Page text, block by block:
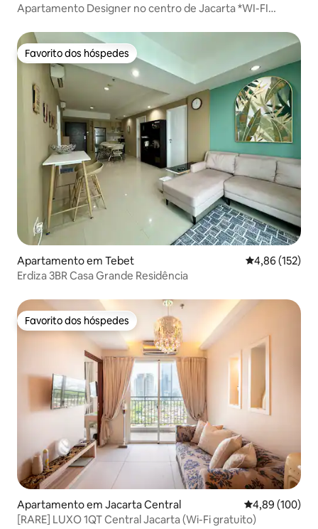
Apartamento Designer no centro de Jacarta *WI-FI
Favorito dos hóspedes
Favorito dos hóspedes
Apartamento em Tebet Classificação
4,86 (152)
Erdiza 3BR Casa Grande Residência
Favorito dos hóspedes
Favorito dos hóspedes
Apartamento em Jacarta Central Classificação
4,89 (100)
[RARE] LUXO 1QT Central Jacarta (Wi-Fi gratuito)